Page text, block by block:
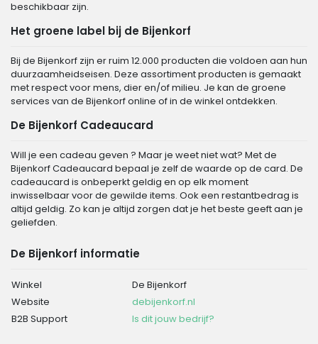
beschikbaar zijn.
Het groene label bij de Bijenkorf
Bij de Bijenkorf zijn er ruim 12.000 producten die voldoen aan hun
duurzaamheidseisen. Deze assortiment producten is gemaakt
met respect voor mens, dier en/of milieu. Je kan de groene
services van de Bijenkorf online of in de winkel ontdekken.
De Bijenkorf Cadeaucard
Will je een cadeau geven ? Maar je weet niet wat? Met de
Bijenkorf Cadeaucard bepaal je zelf de waarde op de card. De
cadeaucard is onbeperkt geldig en op elk moment
inwisselbaar voor de gewilde items. Ook een restantbedrag is
altijd geldig. Zo kan je altijd zorgen dat je het beste geeft aan je
geliefden.
De Bijenkorf informatie
Winkel
De Bijenkorf
Website
debijenkorf.nl
B2B Support
Is dit jouw bedrijf?